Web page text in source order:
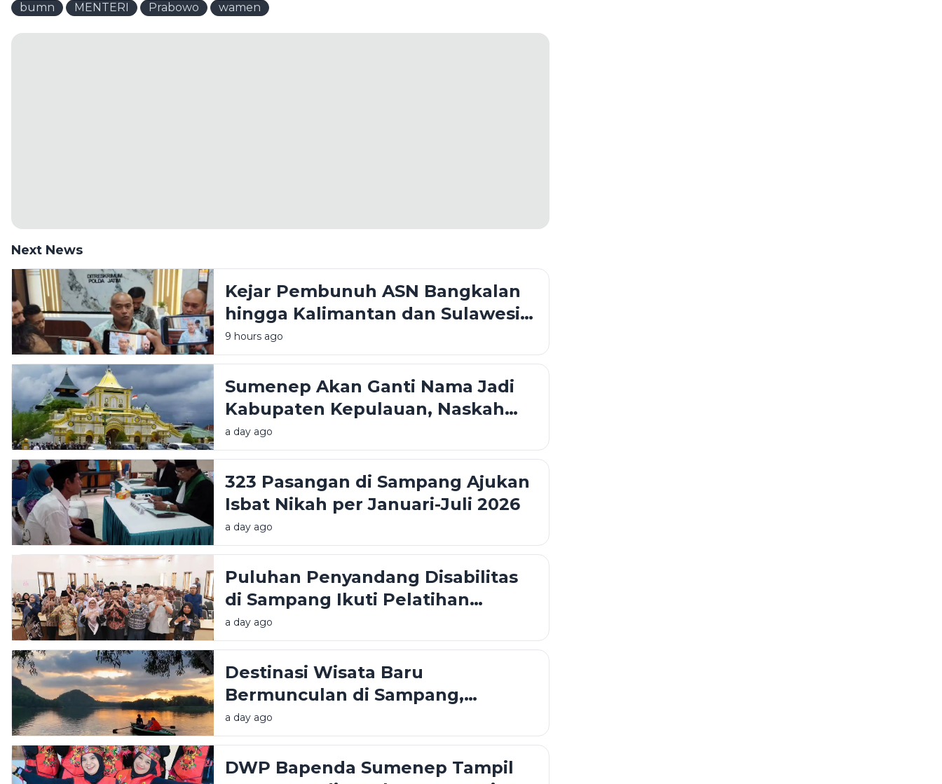
bumn MENTERI Prabowo wamen
Next News
Kejar Pembunuh ASN Bangkalan
hingga Kalimantan dan Sulawesi,
Polisi: Kemungkinan Pindah-
pindah
9 hours ago
Sumenep Akan Ganti Nama Jadi
Kabupaten Kepulauan, Naskah
Akademik Mulai Disusun
a day ago
323 Pasangan di Sampang Ajukan
Isbat Nikah per Januari-Juli 2026
a day ago
Puluhan Penyandang Disabilitas
di Sampang Ikuti Pelatihan
Mushaf Qur'an Isyarat
a day ago
Destinasi Wisata Baru
Bermunculan di Sampang,
Pemkab Genjot Perizinan dan
Infrastruktur
a day ago
DWP Bapenda Sumenep Tampil